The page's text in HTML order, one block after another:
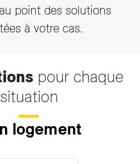
point des solutions
à votre cas.
pour chaque
situation
logement